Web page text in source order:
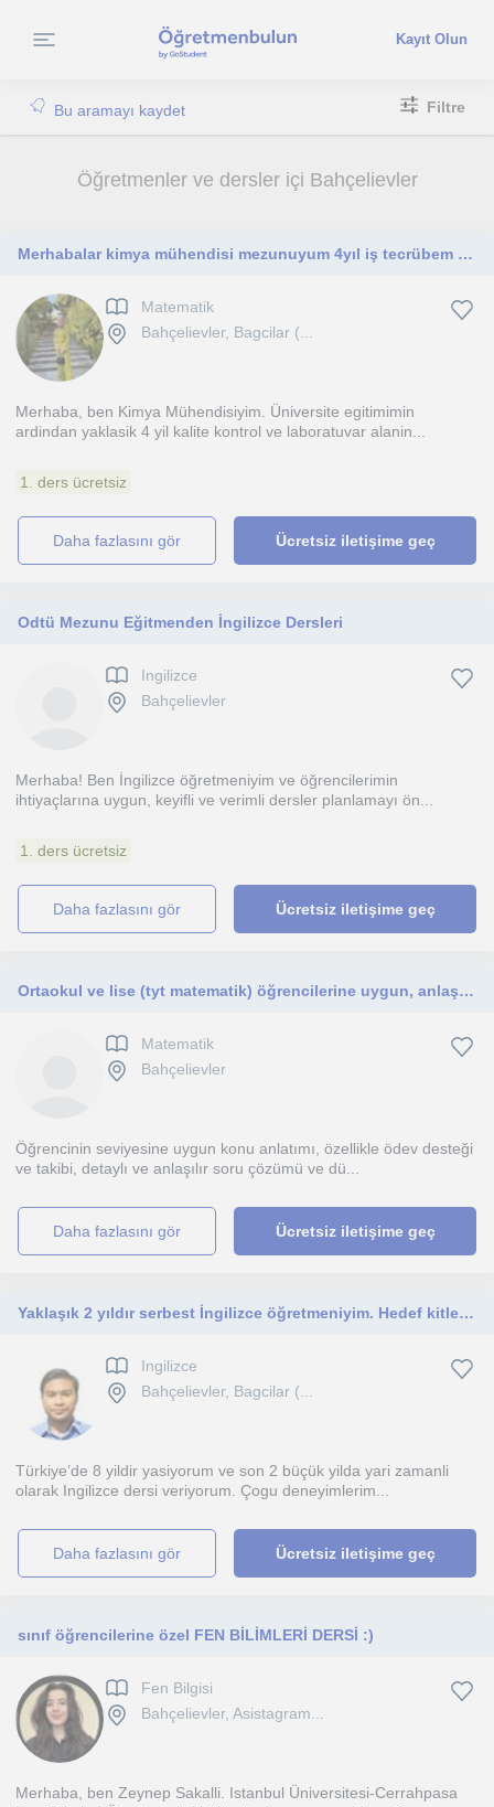
Kayıt Olun
Bu aramayı kaydet Filtre
Öğretmenler ve dersler içi Bahçelievler
Merhabalar kimya mühendisi mezunuyum 4yıl iş tecrübem var şuanda kpss ye çalışıyorum ve bilgilerim taze beni tercih edebilirsiniz
Matematik
Bahçelievler, Bagcilar (...
Merhaba, ben Kimya Mühendisiyim. Üniversite egitimimin
ardindan yaklasik 4 yil kalite kontrol ve laboratuvar alanin...
1. ders ücretsiz
daha fazlasını gör Ücretsiz iletişime geç
Odtü Mezunu Eğitmenden İngilizce Dersleri
Ingilizce
Bahçelievler
Merhaba! Ben İngilizce öğretmeniyim ve öğrencilerimin
ihtiyaçlarına uygun, keyifli ve verimli dersler planlamayı ön...
1. ders ücretsiz
daha fazlasını gör Ücretsiz iletişime geç
Ortaokul ve lise (tyt matematik) öğrencilerine uygun, anlaşılır ve düzenli çevrim içi matematik
Matematik
Bahçelievler
Öğrencinin seviyesine uygun konu anlatımı, özellikle ödev desteği
ve takibi, detaylı ve anlaşılır soru çözümü ve dü...
daha fazlasını gör Ücretsiz iletişime geç
Yaklaşık 2 yıldır serbest İngilizce öğretmeniyim. Hedef kitlem çoğunu çocuklar ve öğrencileriler ama onun dışında profesyonellere de öğretme deneyimim bulunuyor
Ingilizce
Bahçelievler, Bagcilar (...
Türkiye’de 8 yildir yasiyorum ve son 2 büçük yilda yari zamanli
olarak Ingilizce dersi veriyorum. Çogu deneyimlerim...
daha fazlasını gör Ücretsiz iletişime geç
sınıf öğrencilerine özel FEN BİLİMLERİ DERSİ :)
Fen Bilgisi
Bahçelievler, Asistagram...
Merhaba, ben Zeynep Sakalli. Istanbul Üniversitesi-Cerrahpasa